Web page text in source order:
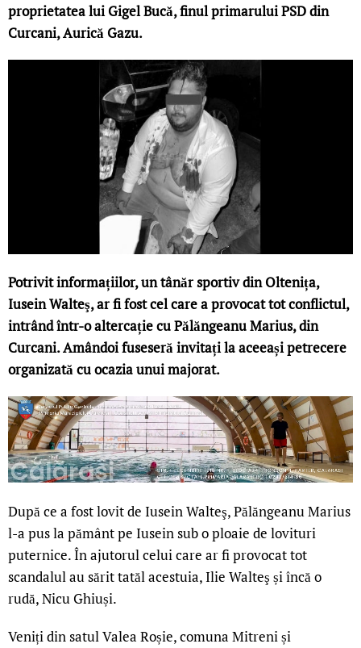
proprietatea lui Gigel Bucă, finul primarului PSD din
Curcani, Aurică Gazu.
Potrivit informațiilor, un tânăr sportiv din Oltenița,
Iusein Walteş, ar fi fost cel care a provocat tot conflictul,
intrând într-o altercație cu Pălăngeanu Marius, din
Curcani. Amândoi fuseseră invitați la aceeași petrecere
organizată cu ocazia unui majorat.
După ce a fost lovit de Iusein Walteş, Pălăngeanu Marius
l-a pus la pământ pe Iusein sub o ploaie de lovituri
puternice. În ajutorul celui care ar fi provocat tot
scandalul au sărit tatăl acestuia, Ilie Walteş și încă o
rudă, Nicu Ghiuși.
Veniți din satul Valea Roșie, comuna Mitreni și